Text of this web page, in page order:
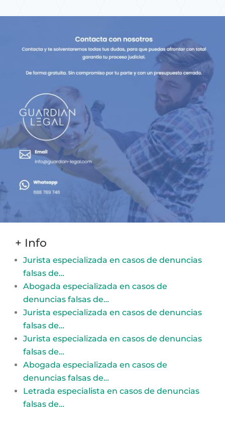
+ Info
Jurista especializada en casos de denuncias
falsas de…
Abogada especializada en casos de
denuncias falsas de…
Jurista especializada en casos de denuncias
falsas de…
Jurista especializada en casos de denuncias
falsas de…
Abogada especializada en casos de
denuncias falsas de…
Letrada especialista en casos de denuncias
falsas de…